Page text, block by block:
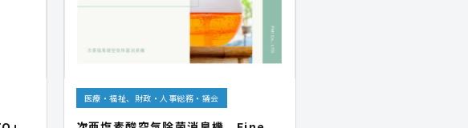
医療・福祉、財政・人事総務・議会